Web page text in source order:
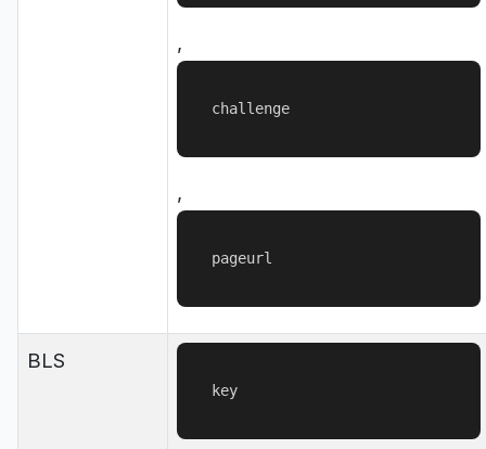
,
challenge
,
pageurl
BLS
key